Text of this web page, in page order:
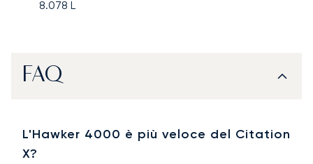
8.078 L
FAQ
L'Hawker 4000 è più veloce del Citation
X?